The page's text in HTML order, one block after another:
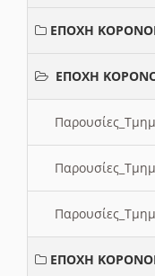
ΕΠΟΧΗ
ΕΠΟΧΗ
ΕΠΟΧΗ